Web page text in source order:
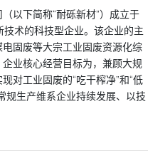
以下简称“耐砾新材”）成立于
术的科技型企业。该企业的主
固废等大宗工业固废资源化综
业核心经营目标为，兼顾大规
对工业固废的“吃干榨净”和“低
规生产维系企业持续发展、以技